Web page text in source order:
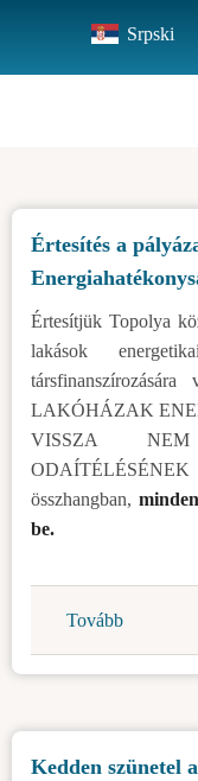
tartalomra
Srpski
Értesítés a
Értesítjük Topolya
lakások
LAKÓHÁZAK
VISSZA NEM
összhangban,
be.
Tovább
a
pályázati
Kedden szünetel